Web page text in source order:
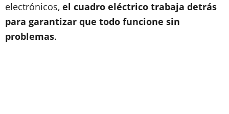
electrónicos, el cuadro eléctrico trabaja detrás
para garantizar que todo funcione sin
problemas.